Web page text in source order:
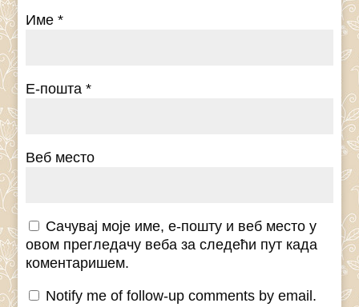
Име*
Е-пошта*
Веб место
Сачувај моје име, е-пошту и веб место у
овом прегледачу веба за следећи пут када
коментаришем.
Notify me of follow-up comments by email.